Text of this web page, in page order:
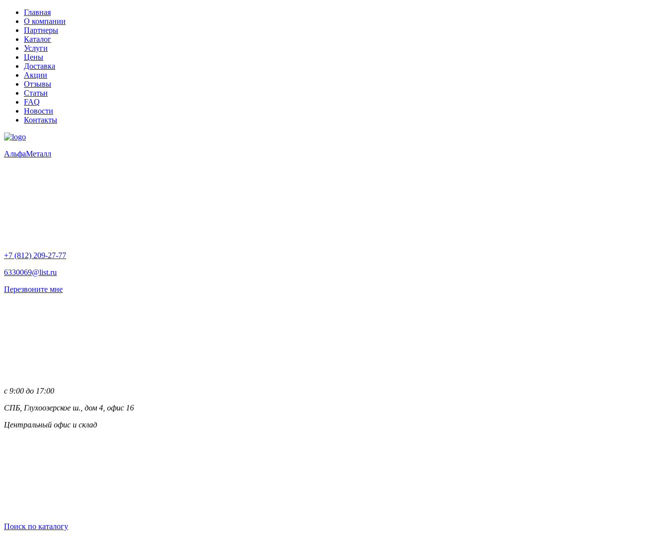
Главная
О компании
Партнеры
Каталог
Услуги
Цены
Доставка
Акции
Отзывы
Статьи
FAQ
Новости
Контакты
АльфаМеталл
+7 (812) 209-27-77
6330069@list.ru
Перезвоните мне
с 9:00 до 17:00
СПБ, Глухоозерское ш., дом 4, офис 16
Центральный офис и склад
Поиск по каталогу